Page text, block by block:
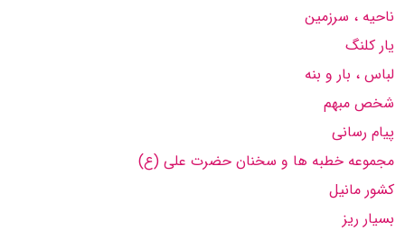
ناحیه ، سرزمین
یار کلنگ
لباس ، بار و بنه
شخص مبهم
پیام رسانی
مجموعه خطبه ها و سخنان حضرت علی (ع)
کشور مانیل
بسیار ریز